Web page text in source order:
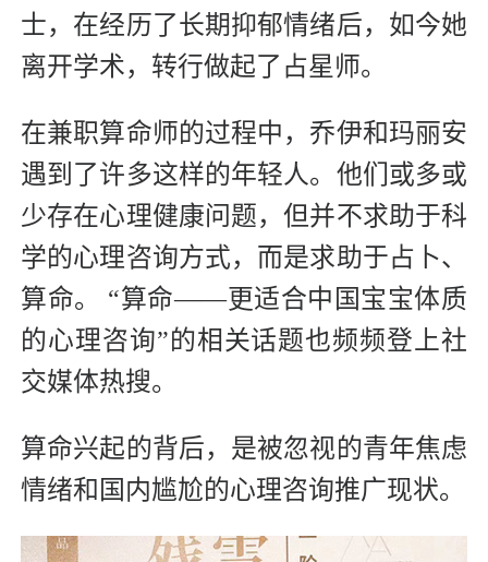
士，在经历了长期抑郁情绪后，如今她
离开学术，转行做起了占星师。
在兼职算命师的过程中，乔伊和玛丽安
遇到了许多这样的年轻人。他们或多或
少存在心理健康问题，但并不求助于科
学的心理咨询方式，而是求助于占卜、
算命。 “算命——更适合中国宝宝体质
的心理咨询”的相关话题也频频登上社
交媒体热搜。
算命兴起的背后，是被忽视的青年焦虑
情绪和国内尴尬的心理咨询推广现状。